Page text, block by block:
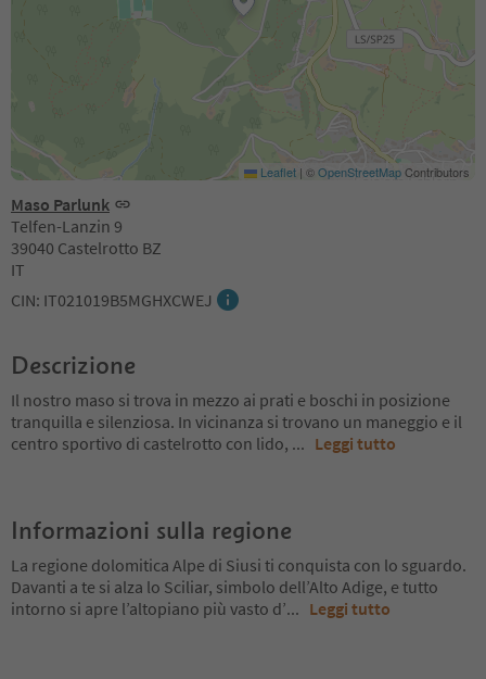
Maso Parlunk
Telfen-Lanzin 9
39040 Castelrotto BZ
IT
CIN: IT021019B5MGHXCWEJ
Leaflet | ©OpenStreetMapContributors
Descrizione
Il nostro maso si trova in mezzo ai prati e boschi in posizione
tranquilla e silenziosa. In vicinanza si trovano un maneggio e il
centro sportivo di castelrotto con lido, ... Leggi tutto
Informazioni sulla regione
La regione dolomitica Alpe di Siusi ti conquista con lo sguardo.
Davanti a te si alza lo Sciliar, simbolo dell’Alto Adige, e tutto
intorno si apre l’altopiano più vasto d’... Leggi tutto